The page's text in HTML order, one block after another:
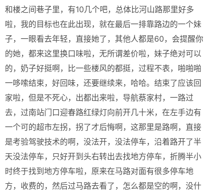
和楼之间巷子里，有10几个吧，总体比河山路那里好多
啦，我的目标也在此出现，就在最后一排靠路边的一个妹
子，一眼看去年轻，直接她了，其他人都是60，会提醒你
的她，都来这里换口味啦，无所谓差价啦，妹子绝对可以
的，奶子好挺啊，比一些楼风的都挺，过程不表，啪啪啪
一哆嗦结束，好回味，还要继续来，哈哈。结束了应该回
家啦，但是不死心，出都出来啦，导航蔡家村，一路过
去，过南站门口迎春路红绿灯向前开几十米，在左手边有
一个可的超市左拐，拐了才后悔啊，这那里是路啊，直接
是考验驾驶技术的啊，没法开，没法停车，沿着路开了半
天没法停车，只好开到头右转出去找地方停车，折腾半小
时终于找到地方停车啦，原来在马路对面有很多停车地
方，收费的，然后过马路去看了，怎么都是空的啊，没什